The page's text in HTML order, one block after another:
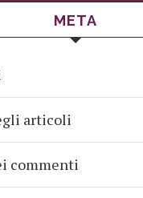
META
articoli
commenti